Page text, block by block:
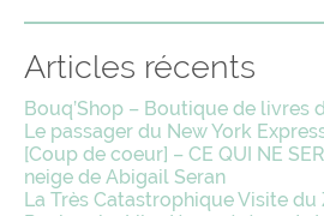
Articles récents
Bouq’Shop – Boutique de livres
Le passager du New York
[Coup de coeur] – CE QUI NE
neige de Abigail Seran
La Très Catastrophique Visite